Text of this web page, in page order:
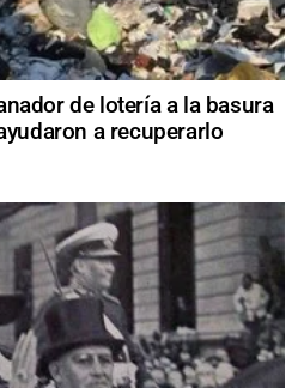
de lotería a la basura
a recuperarlo